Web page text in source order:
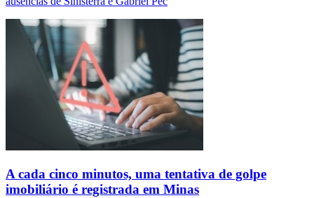
A cada cinco minutos, uma tentativa de golpe
imobiliário é registrada em Minas